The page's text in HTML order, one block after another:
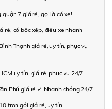
7 giá rẻ, gọi là có xe!
rẻ, có bốc xếp, điều xe nhanh
Thạnh giá rẻ, uy tín, phục vụ
uy tín, giá rẻ, phục vụ 24/7
Phú giá rẻ ✓ Nhanh chóng 24/7
trọn gói giá rẻ, uy tín